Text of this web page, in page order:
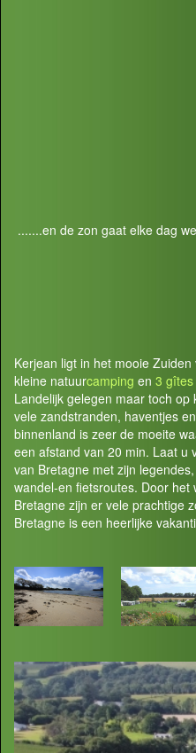
.......en de zon gaat elke dag
Kerjean ligt in het mooie
kleine natuurcamping en 3 gîtes
Landelijk gelegen maar toch
vele zandstranden, haventjes
binnenland is zeer de moeite
een afstand van 20 min. Laat u
van Bretagne met zijn
wandel-en fietsroutes. Door het
Bretagne zijn er vele prachtige
Bretagne is een heerlijke